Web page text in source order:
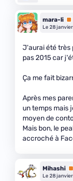
mara-li
Le 28
J'aurai été très
pas 2015 car
Ça me fait
Après mes
un temps mais
moyen de
Mais bon, le
accroché à
Mihashi
Le 28